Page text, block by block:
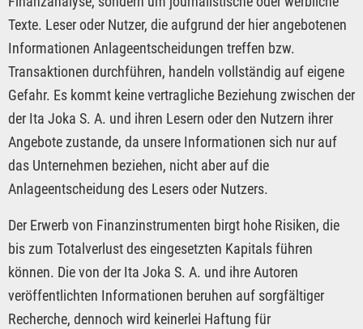
Texte. Leser oder Nutzer, die aufgrund der hier angebotenen
Informationen Anlageentscheidungen treffen bzw.
Transaktionen durchführen, handeln vollständig auf eigene
Gefahr. Es kommt keine vertragliche Beziehung zwischen der
der Ita Joka S. A. und ihren Lesern oder den Nutzern ihrer
Angebote zustande, da unsere Informationen sich nur auf
das Unternehmen beziehen, nicht aber auf die
Anlageentscheidung des Lesers oder Nutzers.
Der Erwerb von Finanzinstrumenten birgt hohe Risiken, die
bis zum Totalverlust des eingesetzten Kapitals führen
können. Die von der Ita Joka S. A. und ihre Autoren
veröffentlichten Informationen beruhen auf sorgfältiger
Recherche, dennoch wird keinerlei Haftung für